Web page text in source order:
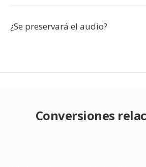
¿Se preservará el audio?
Conversiones